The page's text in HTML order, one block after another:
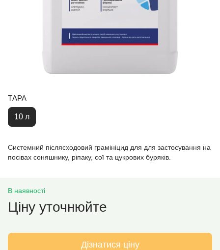
ТАРА
10 л
Системний післясходовий грамініцид для для застосування на
посівах соняшнику, ріпаку, сої та цукрових буряків.
В наявності
Ціну уточнюйте
Дізнатися ціну